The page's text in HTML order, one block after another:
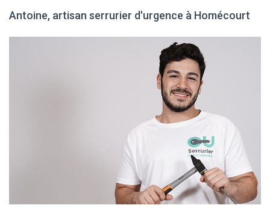
Antoine, artisan serrurier d'urgence à Homécourt